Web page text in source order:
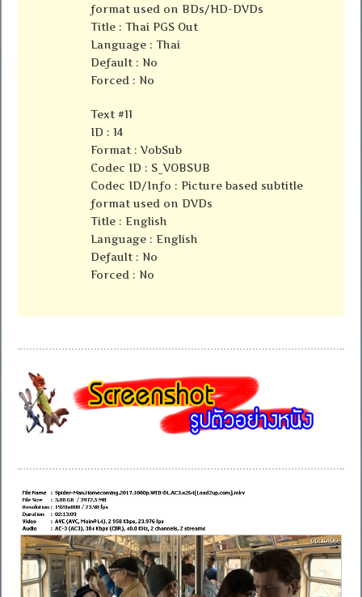
format used on BDs/HD-DVDs
Title : Thai PGS Out
Language : Thai
Default : No
Forced : No
Text #11
ID : 14
Format : VobSub
Codec ID : S_VOBSUB
Codec ID/Info : Picture based subtitle
format used on DVDs
Title : English
Language : English
Default : No
Forced : No